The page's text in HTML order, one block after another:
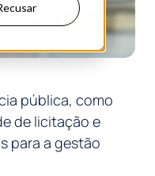
pública, como
de licitação e
para a gestão